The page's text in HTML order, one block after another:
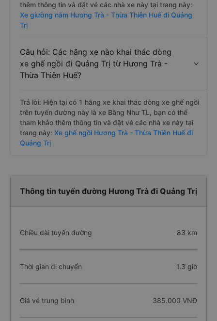
thêm thông tin và đặt vé các nhà xe này tại trang này:
Xe giường nằm Hương Trà - Thừa Thiên Huế đi Quảng
Trị
Câu hỏi: Các hãng xe nào khai thác dòng
xe ghế ngồi đi Quảng Trị từ Hương Trà -
Thừa Thiên Huế?
Trả lời: Hiện tại có 1 hãng xe khai thác dòng xe ghế ngồi
trên tuyến đường này là xe Băng Như TL, bạn có thể
tham khảo thêm thông tin và đặt vé các nhà xe này tại
trang này: Xe ghế ngồi Hương Trà - Thừa Thiên Huế đi
Quảng Trị
Thông tin tuyến đường Hương Trà đi Quảng Trị
Chiều dài tuyến đường 83 km
Thời gian di chuyển 1.3 giờ
Giá vé trung bình 385.000 VNĐ